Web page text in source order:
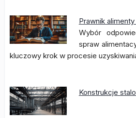
Prawnik
Wybór
spraw
kluczowy krok w procesie
Konstrukcje